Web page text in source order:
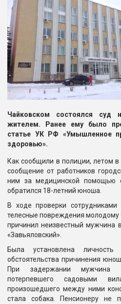
Чайковском состоялся суд
жителем. Ранее ему было
статье УК РФ «Умышленное
здоровью».
Как сообщили в полиции, летом
сообщение от работников
ним за медицинской помощью
обратился 18-летний юноша.
В ходе проверки сотрудниками
телесные повреждения
причинил неизвестный мужчина
«Завьяловский».
Была установлена
обстоятельства причинения
При задержании мужчина
потерпевшего садовыми
произошедшего между ними
стала собака. Пенсионеру не